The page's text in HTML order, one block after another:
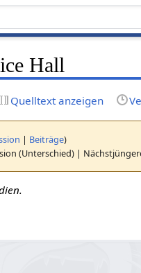
Hall
Quelltext anzeigen
| Beiträge)
(Unterschied) |